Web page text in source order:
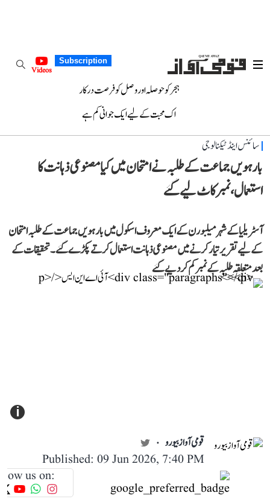
Subscription
Videos
ہجر کو حوصلہ اور وصل کو فرصت درکار
اک محبت کے لیے ایک جوانی کم ہے
سائنس اینڈ ٹیکنالوجی
بارہویں جماعت کے طلبہ نے امتحان میں کیا مصنوعی ذہانت کا
استعمال، نمبر کاٹ لیے گئے
آسٹریلیا کے شہر میلبورن کے ایک معروف اسکول میں بارہویں جماعت کے طلبہ امتحان
کے لیے تقریر تیار کرنے میں مصنوعی ذہانت استعمال کرتے پکڑے گئے۔ تحقیقات کے
بعد متعلقہ طلبہ کے نمبر کم کر دیے گئے
i
قومی آواز بیورو
Published: 09 Jun 2026, 7:40 PM
us on: